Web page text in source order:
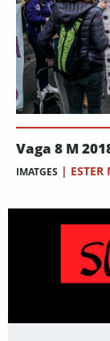
Vaga 8 M
IMATGES | ESTER